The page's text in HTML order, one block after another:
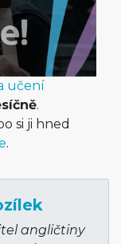
učení
.
si ji hned
.
angličtiny